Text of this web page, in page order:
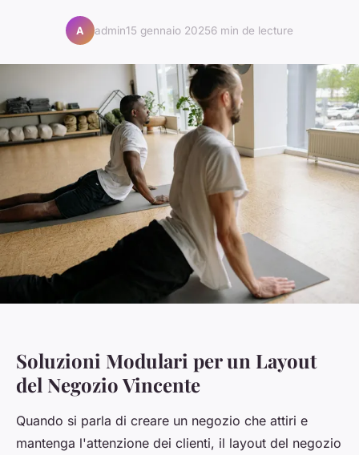
A admin15 gennaio 20256 min de lecture
Soluzioni Modulari per un Layout
del Negozio Vincente
Quando si parla di creare un negozio che attiri e
mantenga l'attenzione dei clienti, il layout del negozio